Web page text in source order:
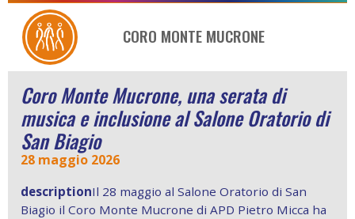
CORO MONTE MUCRONE
Coro Monte Mucrone, una serata di
musica e inclusione al Salone Oratorio di
San Biagio
28 maggio 2026
descriptionIl 28 maggio al Salone Oratorio di San
Biagio il Coro Monte Mucrone di APD Pietro Micca ha